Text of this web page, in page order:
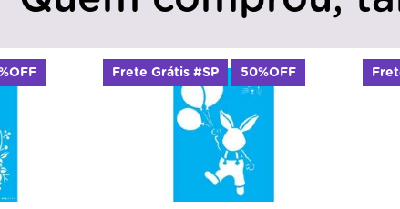
50%OFF Frete Grátis #SP 50%OFF